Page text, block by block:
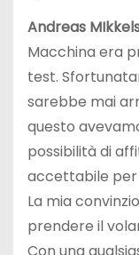
Andreas
Macchina era
test.
sarebbe mai
questo
possibilità di
accettabile per
La mia
prendere il